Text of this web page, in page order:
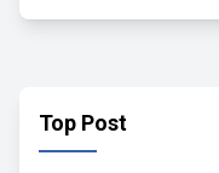
Top Post